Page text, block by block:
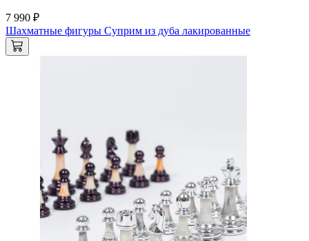
7 990 ₽
Шахматные фигуры Суприм из дуба лакированные